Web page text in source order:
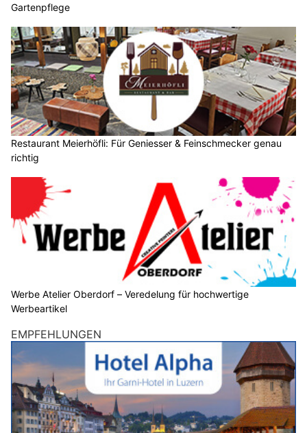
Gartenpflege
Restaurant Meierhöfli: Für Geniesser & Feinschmecker genau
richtig
Werbe Atelier Oberdorf – Veredelung für hochwertige
Werbeartikel
EMPFEHLUNGEN